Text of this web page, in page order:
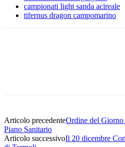
campionati light sanda acireale
tifernus dragon campomarino
Articolo precedenteOrdine del
Piano Sanitario
Articolo successivoIl 20 dicembre